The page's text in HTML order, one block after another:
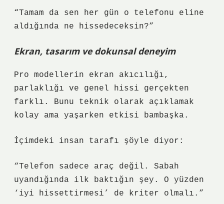
“Tamam da sen her gün o telefonu eline
aldığında ne hissedeceksin?”
Ekran, tasarım ve dokunsal deneyim
Pro modellerin ekran akıcılığı,
parlaklığı ve genel hissi gerçekten
farklı. Bunu teknik olarak açıklamak
kolay ama yaşarken etkisi bambaşka.
İçimdeki insan tarafı şöyle diyor:
“Telefon sadece araç değil. Sabah
uyandığında ilk baktığın şey. O yüzden
‘iyi hissettirmesi’ de kriter olmalı.”